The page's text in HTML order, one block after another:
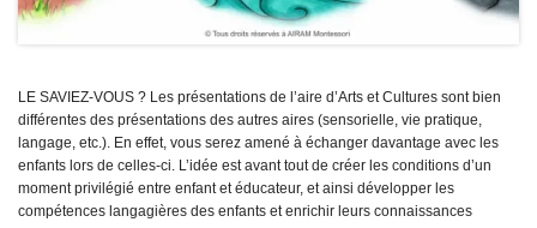
LE SAVIEZ-VOUS ? Les présentations de l’aire d’Arts et Cultures sont bien
différentes des présentations des autres aires (sensorielle, vie pratique,
langage, etc.). En effet, vous serez amené à échanger davantage avec les
enfants lors de celles-ci. L’idée est avant tout de créer les conditions d’un
moment privilégié entre enfant et éducateur, et ainsi développer les
compétences langagières des enfants et enrichir leurs connaissances